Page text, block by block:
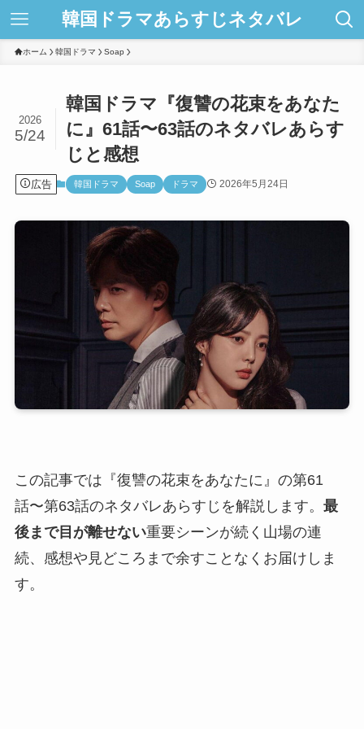
韓国ドラマあらすじネタバレ
ホーム 韓国ドラマ Soap
韓国ドラマ『復讐の花束をあなた
に』61話〜63話のネタバレあらす
じと感想
2026
5/24
広告 韓国ドラマ Soap ドラマ 2026年5月24日
この記事では『復讐の花束をあなたに』の第61
話〜第63話のネタバレあらすじを解説します。 最
後まで目が離せない重要シーンが続く山場の連
続、感想や見どころまで余すことなくお届けしま
す。